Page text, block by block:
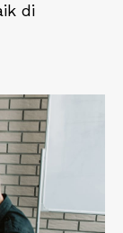
di